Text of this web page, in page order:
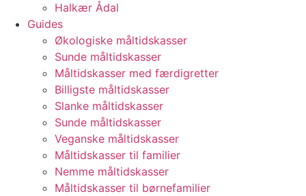
Halkær Ådal
Guides
Økologiske måltidskasser
Sunde måltidskasser
Måltidskasser med færdigretter
Billigste måltidskasser
Slanke måltidskasser
Sunde måltidskasser
Veganske måltidskasser
Måltidskasser til familier
Nemme måltidskasser
Måltidskasser til børnefamilier